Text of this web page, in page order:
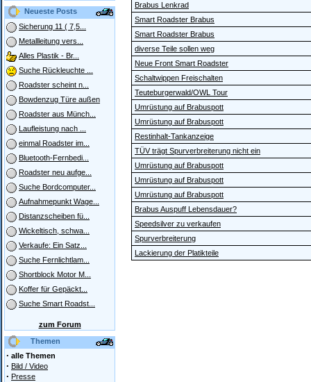
Neueste Posts
Sicherung 11 ( 7,5...
Metallleitung vers...
Alles Plastik - Br...
Suche Rückleuchte ...
Roadster scheint n...
Bowdenzug Türe außen
Roadster aus Münch...
Laufleistung nach ...
einmal Roadster im...
Bluetooth-Fernbedi...
Roadster neu aufge...
Suche Bordcomputer...
Aufnahmepunkt Wage...
Distanzscheiben fü...
Wickeltisch, schwa...
Verkaufe: Ein Satz...
Suche Fernlichtlam...
Shortblock Motor M...
Koffer für Gepäckt...
Suche Smart Roadst...
zum Forum
Themen
· alle Themen
· Bild / Video
· Presse
Brabus Lenkrad
Smart Roadster Brabus
Smart Roadster Brabus
diverse Teile sollen weg
Neue Front Smart Roadster
Schaltwippen Freischalten
Teuteburgerwald/OWL Tour
Umrüstung auf Brabuspott
Umrüstung auf Brabuspott
Restinhalt-Tankanzeige
TÜV trägt Spurverbreiterung nicht ein
Umrüstung auf Brabuspott
Umrüstung auf Brabuspott
Umrüstung auf Brabuspott
Brabus Auspuff Lebensdauer?
Speedsilver zu verkaufen
Spurverbreiterung
Lackierung der Platikteile